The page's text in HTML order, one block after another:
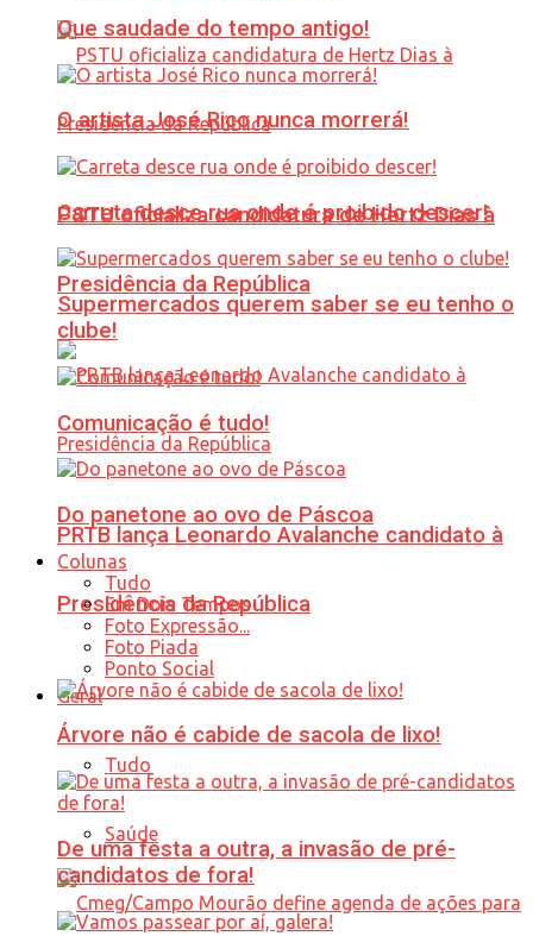
PSTU oficializa candidatura de Hertz Dias à
Presidência da República
PRTB lança Leonardo Avalanche candidato à
Presidência da República
Geral
Tudo
Saúde
Que saudade do tempo antigo!
O artista José Rico nunca morrerá!
Carreta desce rua onde é proibido descer!
Supermercados querem saber se eu tenho o
clube!
Comunicação é tudo!
Do panetone ao ovo de Páscoa
Colunas
Tudo
Em Dois Tempos
Foto Expressão...
Foto Piada
Ponto Social
Árvore não é cabide de sacola de lixo!
De uma festa a outra, a invasão de pré-
candidatos de fora!